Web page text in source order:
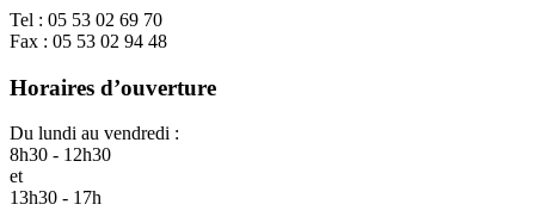
Tel : 05 53 02 69 70
Fax : 05 53 02 94 48
Horaires d’ouverture
Du lundi au vendredi :
8h30 - 12h30
et
13h30 - 17h